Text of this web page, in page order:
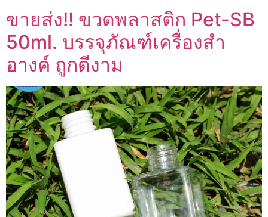
ขายส่ง!! ขวดพลาสติก Pet-SB
50ml. บรรจุภัณฑ์เครื่องสำ
อางค์ ถูกดีงาม